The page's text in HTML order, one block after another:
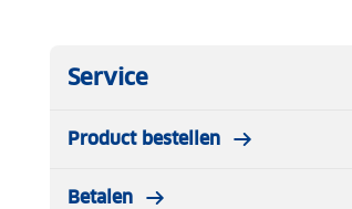
Service
Product bestellen
Betalen